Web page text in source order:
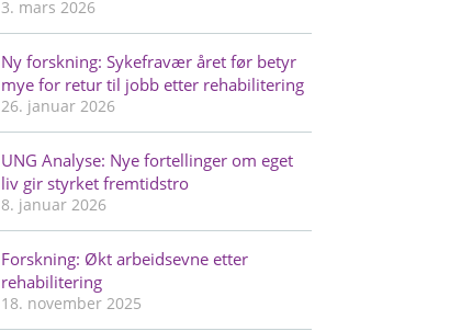
3. mars 2026
Ny forskning: Sykefravær året før betyr
mye for retur til jobb etter rehabilitering
26. januar 2026
UNG Analyse: Nye fortellinger om eget
liv gir styrket fremtidstro
8. januar 2026
Forskning: Økt arbeidsevne etter
rehabilitering
18. november 2025